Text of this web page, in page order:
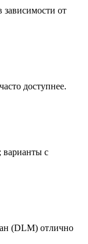
от
доступнее.
варианты с
(DLM) отлично